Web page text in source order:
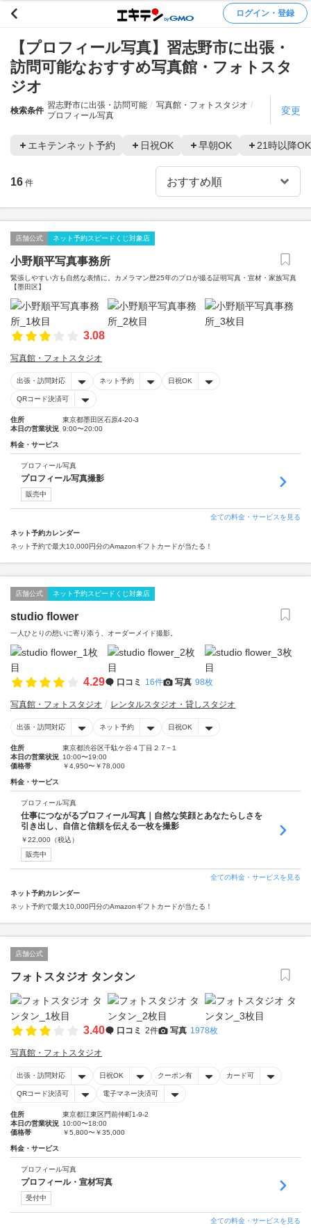
ログイン・登録
【プロフィール写真】習志野市に出張・
訪問可能なおすすめ写真館・フォトスタ
ジオ
検索条件
習志野市に出張・訪問可能
写真館・フォトスタジオ
プロフィール写真
変更
エキテンネット予約 日祝OK 早朝OK 21時以降OK
16 件
店舗公式 ネット予約スピードくじ対象店
小野順平写真事務所
緊張しやすい方も自然な表情に。カメラマン歴25年のプロが撮る証明写真・宣材・家族写真
【墨田区】
3.08
写真館・フォトスタジオ
出張・訪問対応 ネット予約 日祝OK
QRコード決済可
住所
東京都墨田区石原4-20-3
本日の営業状況 9:00〜20:00
料金・サービス
プロフィール写真
プロフィール写真撮影
販売中
全ての料金・サービスを見る
ネット予約カレンダー
ネット予約で最大10,000円分のAmazonギフトカードが当たる！
店舗公式 ネット予約スピードくじ対象店
studio flower
一人ひとりの想いに寄り添う、オーダーメイド撮影。
4.29 口コミ 16件 写真 98枚
写真館・フォトスタジオ レンタルスタジオ・貸しスタジオ
出張・訪問対応 ネット予約 日祝OK
住所
東京都渋谷区千駄ケ谷４丁目２７−１
本日の営業状況 10:00〜19:00
価格帯
￥4,950〜￥78,000
料金・サービス
プロフィール写真
仕事につながるプロフィール写真｜自然な笑顔とあなたらしさを
引き出し、自信と信頼を伝える一枚を撮影
￥22,000 （税込）
販売中
全ての料金・サービスを見る
ネット予約カレンダー
ネット予約で最大10,000円分のAmazonギフトカードが当たる！
店舗公式
フォトスタジオ タンタン
3.40 口コミ 2件 写真 1978枚
写真館・フォトスタジオ
出張・訪問対応 日祝OK クーポン有 カード可
QRコード決済可 電子マネー決済可
住所
東京都江東区門前仲町1-9-2
本日の営業状況 10:00〜18:00
価格帯
￥5,800〜￥35,000
料金・サービス
プロフィール写真
プロフィール・宣材写真
受付中
全ての料金・サービスを見る